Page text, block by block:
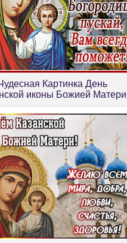
Картинка День
иконы Божией Матери